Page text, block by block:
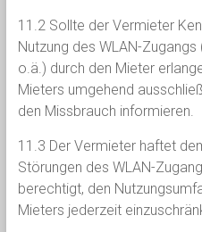
11.2 Sollte der Vermieter
Nutzung des WLAN-
o.ä.) durch den Mieter
Mieters umgehend
den Missbrauch informieren.
11.3 Der Vermieter haftet
Störungen des WLAN-
berechtigt, den
Mieters jederzeit